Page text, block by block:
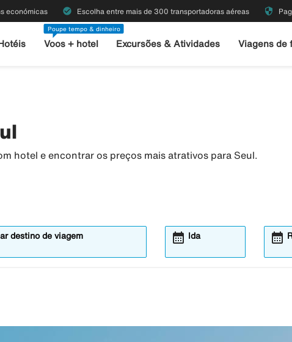
económicas check_circle Escolha entre mais de 300 transportadoras aéreas security
Poupe tempo & dinheiro
Voos + hotel Excursões & Atividades Viagens de
hotel e encontrar os preços mais atrativos para Seul.
destino de viagem Ida
calendar_month calendar_month